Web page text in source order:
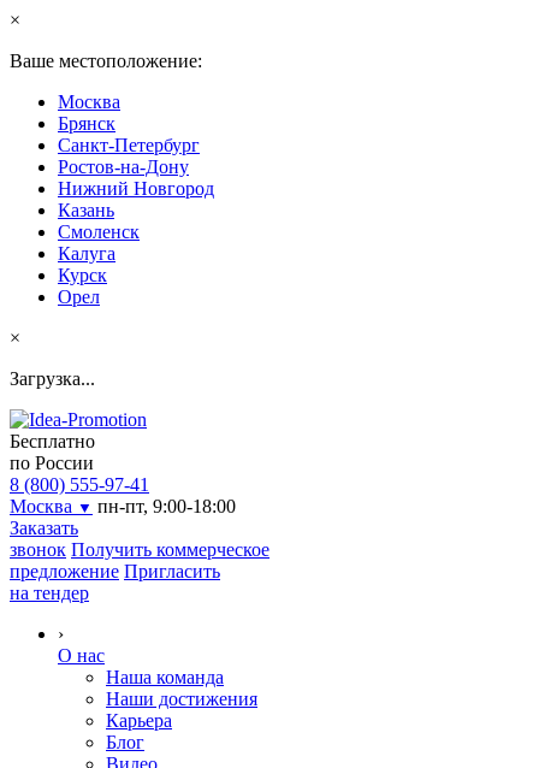
×
Ваше местоположение:
Москва
Брянск
Санкт-Петербург
Ростов-на-Дону
Нижний Новгород
Казань
Смоленск
Калуга
Курск
Орел
×
Загрузка...
Бесплатно
по России
8 (800) 555-97-41
Москва ▼ пн-пт, 9:00-18:00
Заказать
звонок Получить коммерческое
предложение Пригласить
на тендер
›
О нас
Наша команда
Наши достижения
Карьера
Блог
Видео